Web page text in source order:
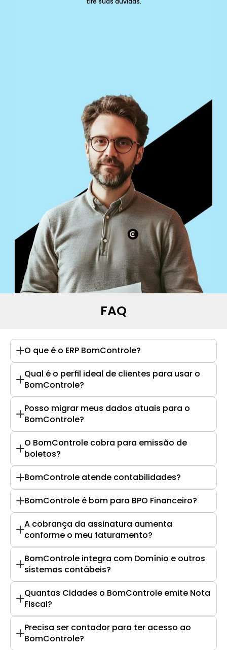
FAQ
O que é o ERP BomControle?
Qual é o perfil ideal de clientes para usar o
BomControle?
Posso migrar meus dados atuais para o
BomControle?
O BomControle cobra para emissão de
boletos?
BomControle atende contabilidades?
BomControle é bom para BPO Financeiro?
A cobrança da assinatura aumenta
conforme o meu faturamento?
BomControle integra com Domínio e outros
sistemas contábeis?
Quantas Cidades o BomControle emite Nota
Fiscal?
Precisa ser contador para ter acesso ao
BomControle?